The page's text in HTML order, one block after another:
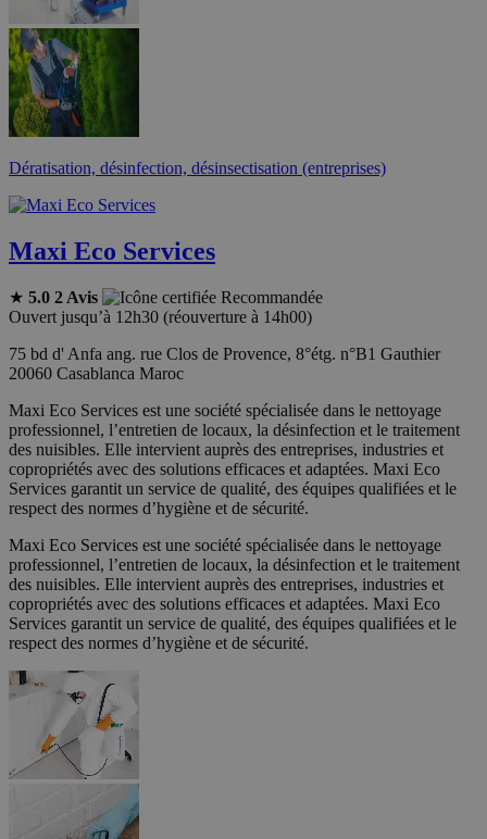
Dératisation, désinfection, désinsectisation (entreprises)
Maxi Eco Services
★ 5.0 2 Avis
Recommandée
Ouvert jusqu’à 12h30 (réouverture à 14h00)
75 bd d' Anfa ang. rue Clos de Provence, 8°étg. n°B1 Gauthier
20060 Casablanca Maroc
Maxi Eco Services est une société spécialisée dans le nettoyage
professionnel, l’entretien de locaux, la désinfection et le traitement
des nuisibles. Elle intervient auprès des entreprises, industries et
copropriétés avec des solutions efficaces et adaptées. Maxi Eco
Services garantit un service de qualité, des équipes qualifiées et le
respect des normes d’hygiène et de sécurité.
Maxi Eco Services est une société spécialisée dans le nettoyage
professionnel, l’entretien de locaux, la désinfection et le traitement
des nuisibles. Elle intervient auprès des entreprises, industries et
copropriétés avec des solutions efficaces et adaptées. Maxi Eco
Services garantit un service de qualité, des équipes qualifiées et le
respect des normes d’hygiène et de sécurité.